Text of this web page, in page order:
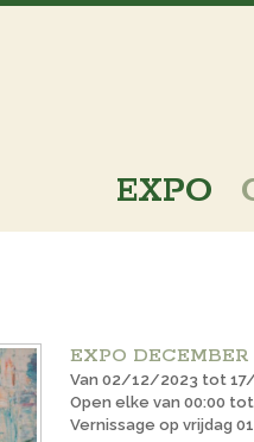
EXPO
EXPO DECEMBER
Van 02/12/2023 tot
Open elke van 00:00
Vernissage op vrijdag